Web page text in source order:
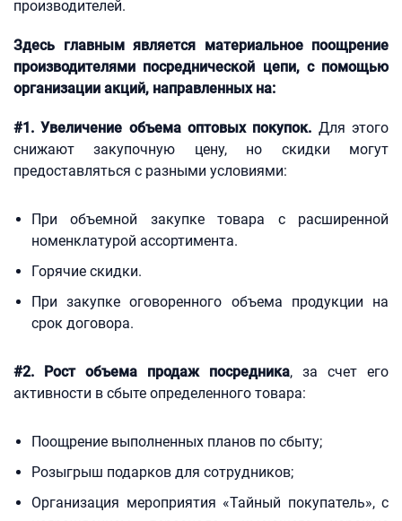
производителей.
Здесь главным является материальное поощрение
производителями посреднической цепи, с помощью
организации акций, направленных на:
#1. Увеличение объема оптовых покупок. Для этого
снижают закупочную цену, но скидки могут
предоставляться с разными условиями:
При объемной закупке товара с расширенной
номенклатурой ассортимента.
Горячие скидки.
При закупке оговоренного объема продукции на
срок договора.
#2. Рост объема продаж посредника, за счет его
активности в сбыте определенного товара:
Поощрение выполненных планов по сбыту;
Розыгрыш подарков для сотрудников;
Организация мероприятия «Тайный покупатель», с